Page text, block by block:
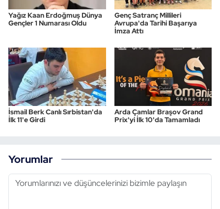
Yağız Kaan Erdoğmuş Dünya
Gençler 1 Numarası Oldu
Genç Satranç Millileri
Avrupa'da Tarihi Başarıya
İmza Attı
İsmail Berk Canlı Sırbistan'da
İlk 11'e Girdi
Arda Çamlar Braşov Grand
Prix'yi İlk 10'da Tamamladı
Yorumlar